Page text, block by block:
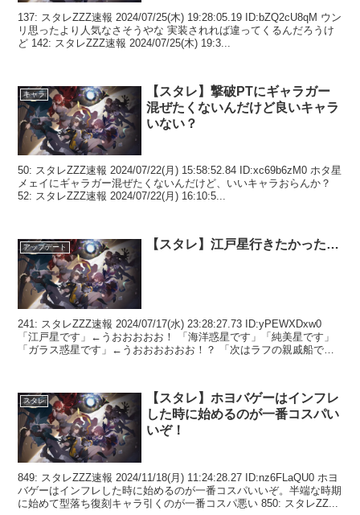
137: スタレZZZ速報 2024/07/25(木) 19:28:05.19 ID:bZQ2cU8qM ウン
リ思ったより人気なさそうやな 実装されれば違ってくるんだろうけ
ど 142: スタレZZZ速報 2024/07/25(木) 19:3...
キャラ
【スタレ】撃破PTにギャラガー
混ぜたくないんだけど良いキャラ
いない？
50: スタレZZZ速報 2024/07/22(月) 15:58:52.84 ID:xc69b6zM0 ホタ星
メェイにギャラガー混ぜたくないんだけど、いいキャラおらんか？
52: スタレZZZ速報 2024/07/22(月) 16:10:5...
アップデート 【スタレ】江戸星行きたかった…
241: スタレZZZ速報 2024/07/17(水) 23:28:27.73 ID:yPEWXDxw0
「江戸星です」←うおおおおお！ 「海洋惑星です」「純美星です」
「ガラス惑星です」←うおおおおおお！？ 「次はラフの親戚船で
スタレ
【スタレ】ホヨバゲーはインフレ
した時に始めるのが一番コスパい
いぞ！
849: スタレZZZ速報 2024/11/18(月) 11:24:28.27 ID:nz6FLaQU0 ホヨ
バゲーはインフレした時に始めるのが一番コスパいいぞ。半端な時期
に始めて型落ち復刻キャラ引くのが一番コスパ悪い 850: スタレZZ...